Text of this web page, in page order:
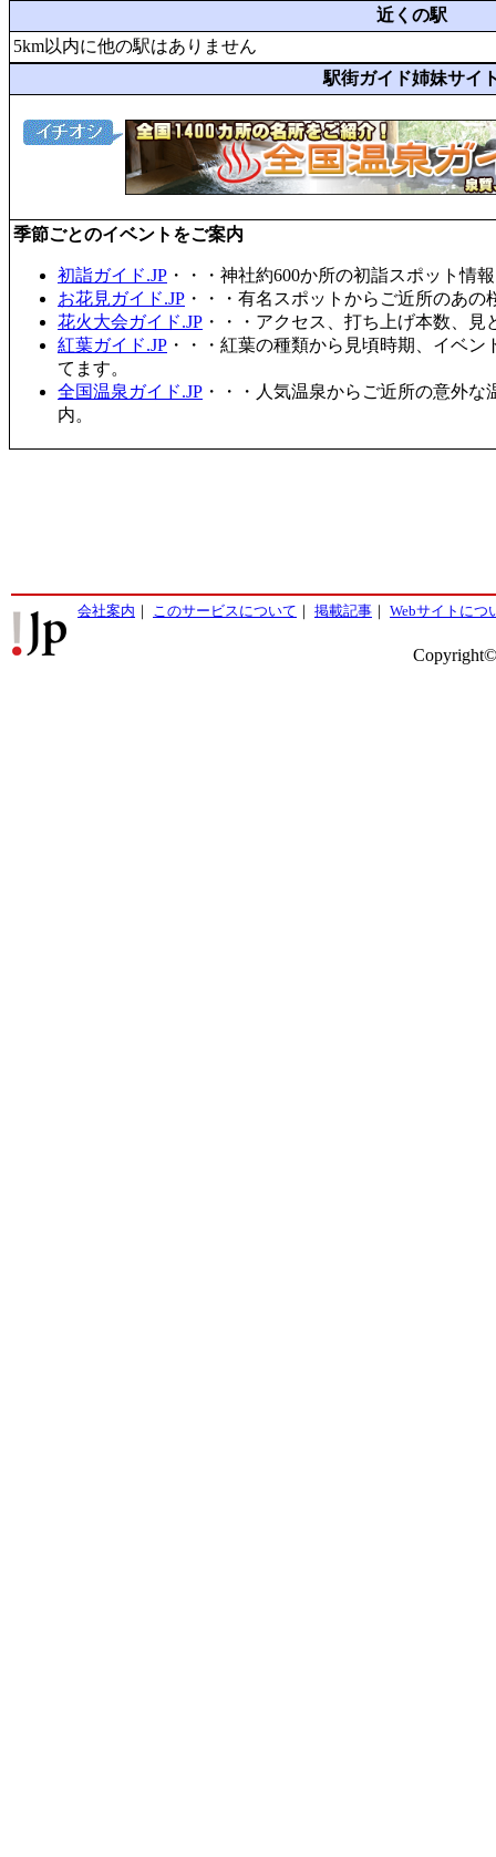
近くの駅
5km以内に他の駅はありません
駅街ガイド姉妹サイ
季節ごとのイベントをご案内
初詣ガイド.JP ・・・神社約600か所の初詣スポット情
お花見ガイド.JP ・・・有名スポットからご近所のあ
花火大会ガイド.JP ・・・アクセス、打ち上げ本数、
紅葉ガイド.JP ・・・紅葉の種類から見頃時期、イベ
てます。
全国温泉ガイド.JP ・・・人気温泉からご近所の意外
内。
会社案内 ｜ このサービスについて ｜ 掲載記事 ｜ Webサイトにつ